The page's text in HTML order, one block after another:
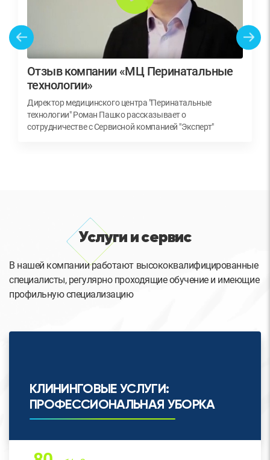
Отзыв компании «МЦ Перинатальные
технологии»
Директор медицинского центра "Перинатальные
технологии" Роман Пашко рассказывает о
сотрудничестве с Сервисной компанией "Эксперт"
Услуги и сервис
В нашей компании работают высококвалифицированные
специалисты, регулярно проходящие обучение и имеющие
профильную специализацию
КЛИНИНГОВЫЕ УСЛУГИ:
ПРОФЕССИОНАЛЬНАЯ УБОРКА